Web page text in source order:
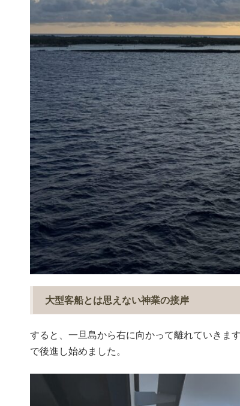
大型客船とは思えない神業の接岸
すると、一旦島から右に向かって離れていきま
で後進し始めました。